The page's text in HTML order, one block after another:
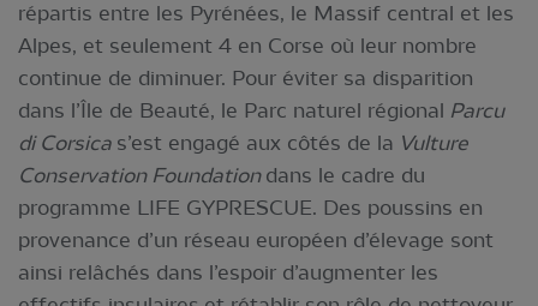
répartis entre les Pyrénées, le Massif central et les
Alpes, et seulement 4 en Corse où leur nombre
continue de diminuer. Pour éviter sa disparition
dans l’Île de Beauté, le Parc naturel régional Parcu
di Corsica s’est engagé aux côtés de la Vulture
Conservation Foundationdans le cadre du
programme LIFE GYPRESCUE. Des poussins en
provenance d’un réseau européen d’élevage sont
ainsi relâchés dans l’espoir d’augmenter les